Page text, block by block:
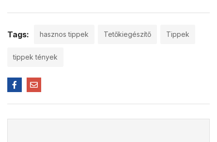
Tags: hasznos tippek Tetőkiegészítő Tippek
tippek tények